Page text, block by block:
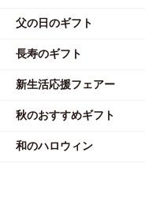
父の日のギフト
長寿のギフト
新生活応援フェアー
秋のおすすめギフト
和のハロウィン